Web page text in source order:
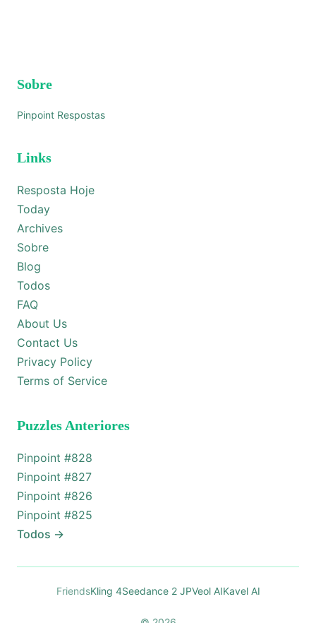
Sobre
Pinpoint Respostas
Links
Resposta Hoje
Today
Archives
Sobre
Blog
Todos
FAQ
About Us
Contact Us
Privacy Policy
Terms of Service
Puzzles Anteriores
Pinpoint #828
Pinpoint #827
Pinpoint #826
Pinpoint #825
Todos →
FriendsKling 4Seedance 2 JPVeol AIKavel AI